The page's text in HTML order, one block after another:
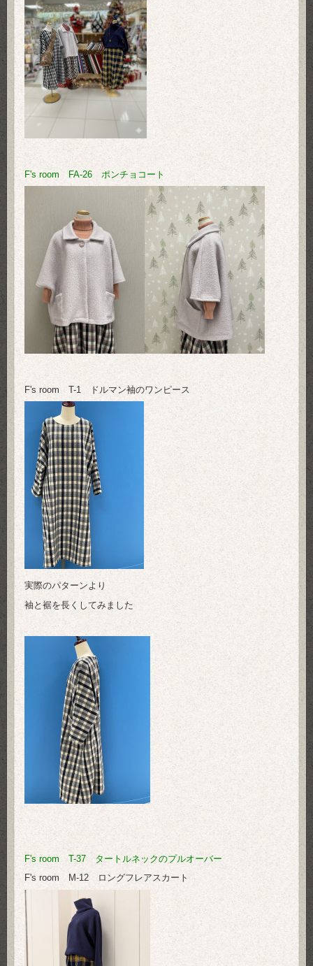
F's room FA-26 ポンチョコート
F's room T-1 ドルマン袖のワンピース
実際のパターンより
袖と裾を長くしてみました
F's room T-37 タートルネックのプルオーバー
F's room M-12 ロングフレアスカート